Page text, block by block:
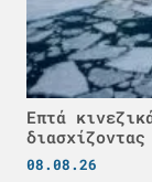
Επτά
08.08.26